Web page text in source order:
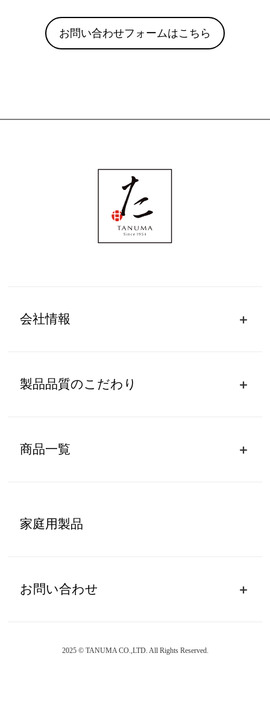
お問い合わせフォームはこちら
会社情報
製品品質のこだわり
商品一覧
家庭用製品
お問い合わせ
2025 © TANUMA CO.,LTD. All Rights Reserved.